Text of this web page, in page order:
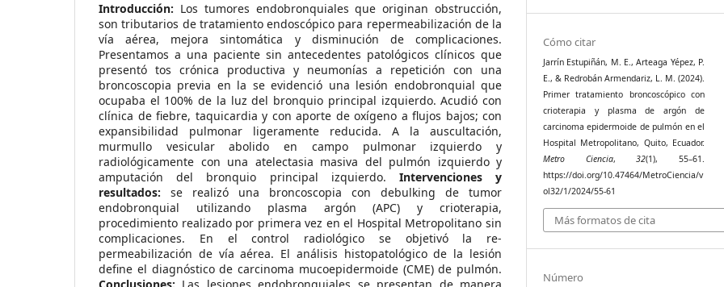
Introducción: Los tumores endobronquiales que originan obstrucción,
son tributarios de tratamiento endoscópico para repermeabilización de la
vía aérea, mejora sintomática y disminución de complicaciones.
Presentamos a una paciente sin antecedentes patológicos clínicos que
presentó tos crónica productiva y neumonías a repetición con una
broncoscopia previa en la se evidenció una lesión endobronquial que
ocupaba el 100% de la luz del bronquio principal izquierdo. Acudió con
clínica de fiebre, taquicardia y con aporte de oxígeno a flujos bajos; con
expansibilidad pulmonar ligeramente reducida. A la auscultación,
murmullo vesicular abolido en campo pulmonar izquierdo y
radiológicamente con una atelectasia masiva del pulmón izquierdo y
amputación del bronquio principal izquierdo. Intervenciones y
resultados: se realizó una broncoscopia con debulking de tumor
endobronquial utilizando plasma argón (APC) y crioterapia,
procedimiento realizado por primera vez en el Hospital Metropolitano sin
complicaciones. En el control radiológico se objetivó la re-
permeabilización de vía aérea. El análisis histopatológico de la lesión
define el diagnóstico de carcinoma mucoepidermoide (CME) de pulmón.
Cómo citar
Jarrín Estupiñán, M. E., Arteaga Yépez, P.
E., & Redrobán Armendariz, L. M. (2024).
Primer tratamiento broncoscópico con
crioterapia y plasma de argón de
carcinoma epidermoide de pulmón en el
Hospital Metropolitano, Quito, Ecuador.
Metro Ciencia,32(1), 55–61.
https://doi.org/10.47464/MetroCiencia/v
ol32/1/2024/55-61
Más formatos de cita
Número